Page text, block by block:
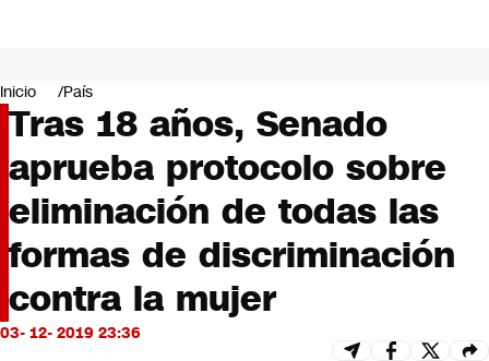
Negocios
Deportes
Programas completos
Cultura
Servicios
Bits
CNN tiempo
Futuro 360
Opinión
Inicio País
Tras 18 años, Senado
aprueba protocolo sobre
eliminación de todas las
formas de discriminación
contra la mujer
03- 12- 2019 23:36